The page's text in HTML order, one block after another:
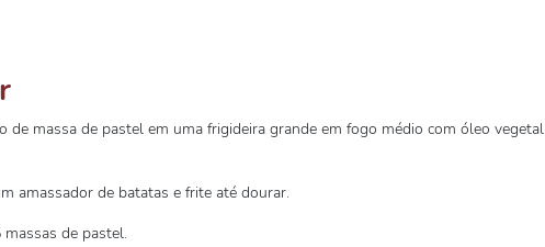
de massa de pastel em uma frigideira grande em fogo médio com óleo vegetal
amassador de batatas e frite até dourar.
de pastel.